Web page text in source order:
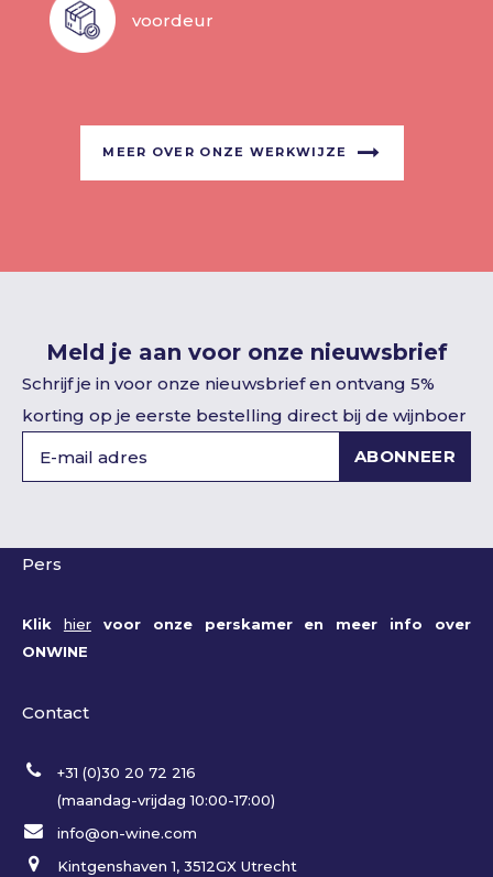
voordeur
MEER OVER ONZE WERKWIJZE
Meld je aan voor onze nieuwsbrief
Schrijf je in voor onze nieuwsbrief en ontvang 5%
korting op je eerste bestelling direct bij de wijnboer
ABONNEER
Pers
Klik hiervoor onze perskamer en meer info over
ONWINE
Contact
+31 (0)30 20 72 216
(maandag-vrijdag 10:00-17:00)
info@on-wine.com
Kintgenshaven 1, 3512GX Utrecht